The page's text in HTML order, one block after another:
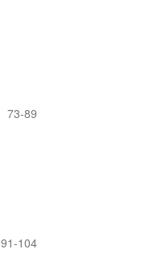
73-89
91-104